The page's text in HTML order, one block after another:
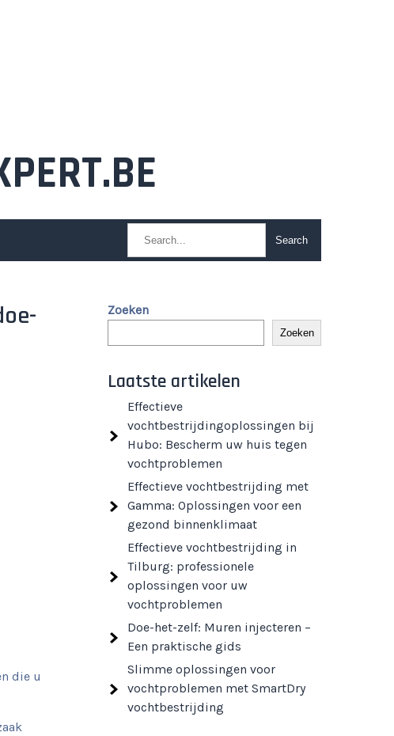
die u
Zoeken
Zoeken
Laatste artikelen
Effectieve
vochtbestrijdingoplossingen bij
Hubo: Bescherm uw huis tegen
vochtproblemen
Effectieve vochtbestrijding met
Gamma: Oplossingen voor een
gezond binnenklimaat
Effectieve vochtbestrijding in
Tilburg: professionele
oplossingen voor uw
vochtproblemen
Doe-het-zelf: Muren injecteren –
Een praktische gids
Slimme oplossingen voor
vochtproblemen met SmartDry
vochtbestrijding